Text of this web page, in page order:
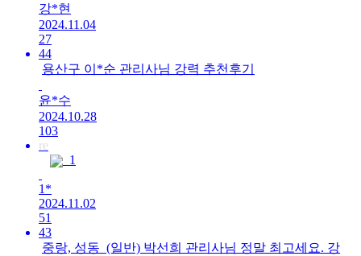
강*현
2024.11.04
27
44
용산구 이*순 관리사님 강력 추천후기
윤*수
2024.10.28
103
re
1
1*
2024.11.02
51
43
중랑, 성동_(일반) 박선희 관리사님 정말 최고세요. 강